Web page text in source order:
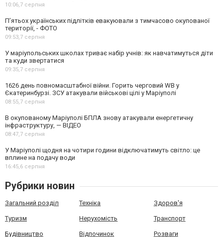
10:06,7 серпня
П’ятьох українських підлітків евакуювали з тимчасово окупованої
території, - ФОТО
09:53,7 серпня
У маріупольських школах триває набір учнів: як навчатимуться діти
та куди звертатися
09:35,7 серпня
1626 день повномасштабної війни. Горить черговий WB у
Єкатеринбурзі. ЗСУ атакували військові цілі у Маріуполі
08:55,7 серпня
В окупованому Маріуполі БПЛА знову атакували енергетичну
інфраструктуру, — ВІДЕО
08:47,7 серпня
У Маріуполі щодня на чотири години відключатимуть світло: це
вплине на подачу води
16:45,6 серпня
Рубрики новин
Загальний розділ Техніка Здоров'я
Туризм Нерухомість Транспорт
Будівництво Відпочинок Розваги